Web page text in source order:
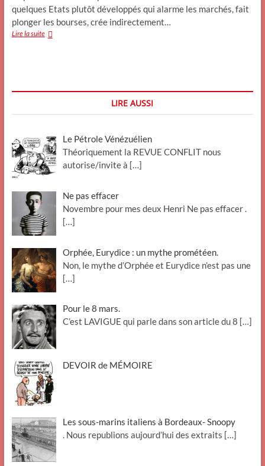
quelques Etats plutôt développés qui alarme les marchés, fait
plonger les bourses, crée indirectement…
Lire la suiteLes
LIRE AUSSI
Le Pétrole Vénézuélien
Théoriquement la REVUE CONFLIT nous
autorise/invite à […]
Ne pas effacer
Novembre pour mes deux Henri Ne pas effacer .
[…]
Orphée, Eurydice : un mythe prométéen.
Non, le mythe d’Orphée et Eurydice n’est pas une
[…]
Pour le 8 mars.
C’est LAVIGUE qui parle dans son article du 8 […]
DEVOIR de MÉMOIRE
Les sous-marins italiens à Bordeaux- Snoopy
. Nous republions aujourd’hui des extraits […]